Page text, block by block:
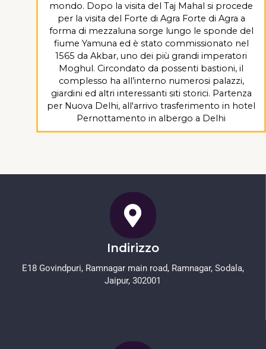
mondo. Dopo la visita del Taj Mahal si procede
per la visita del Forte di Agra Forte di Agra a
forma di mezzaluna sorge lungo le sponde del
fiume Yamuna ed è stato commissionato nel
1565 da Akbar, uno dei più grandi imperatori
Moghul. Circondato da possenti bastioni, il
complesso ha all’interno numerosi palazzi,
giardini ed altri interessanti siti storici. Partenza
per Nuova Delhi, all'arrivo trasferimento in hotel
Pernottamento in albergo a Delhi
Indirizzo
E18 Govindpuri, Ramnagar main road, Ramnagar, Sodala,
Jaipur, 302001